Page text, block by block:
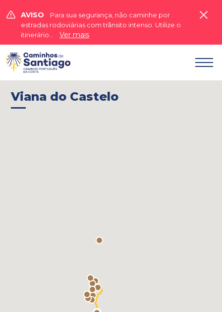
 AVISO
Para sua segurança, não caminhe por
estradas rodoviárias com trânsito intenso. Utilize o
itinerário...
Ver mais


Viana do Castelo